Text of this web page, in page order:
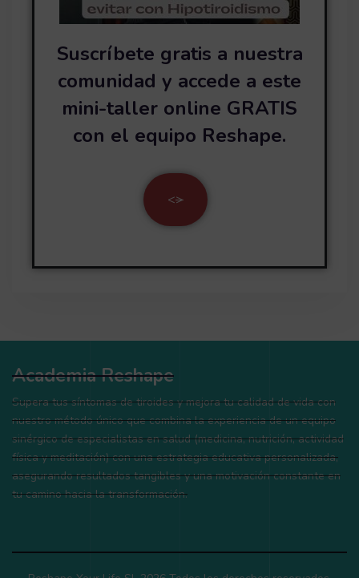
Suscríbete gratis a nuestra
comunidad y accede a este
mini-taller online GRATIS
con el equipo Reshape.
<>
Academia Reshape
Supera tus síntomas de tiroides y mejora tu calidad de vida con
nuestro método único que combina la experiencia de un equipo
sinérgico de especialistas en salud (medicina, nutrición, actividad
física y meditación) con una estrategia educativa personalizada,
asegurando resultados tangibles y una motivación constante en
tu camino hacia la transformación.